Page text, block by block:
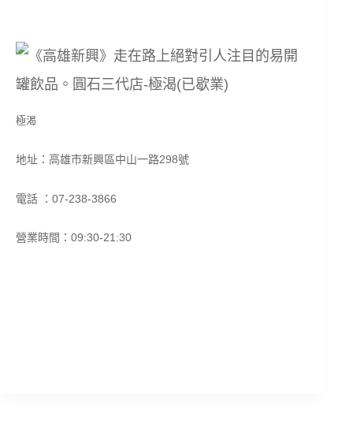
極渴
地址：高雄市新興區中山一路298號
電話 ：07-238-3866
營業時間：09:30-21:30